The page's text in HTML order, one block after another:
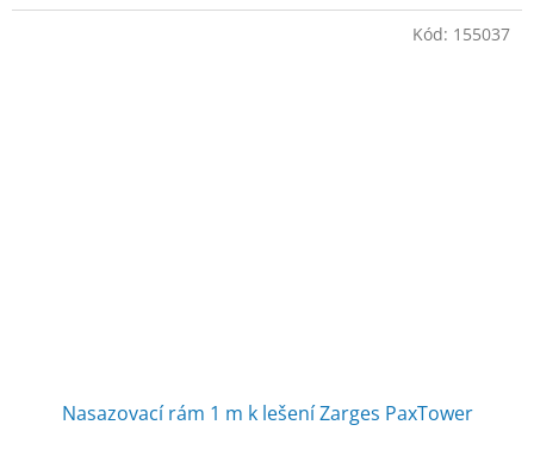
Nasazovací rám 1 m k lešení Zarges PaxTower
Kód: 155037